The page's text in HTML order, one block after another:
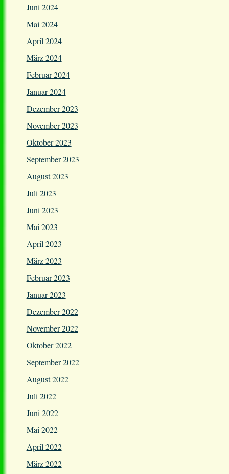
Juni 2024
Mai 2024
April 2024
März 2024
Februar 2024
Januar 2024
Dezember 2023
November 2023
Oktober 2023
September 2023
August 2023
Juli 2023
Juni 2023
Mai 2023
April 2023
März 2023
Februar 2023
Januar 2023
Dezember 2022
November 2022
Oktober 2022
September 2022
August 2022
Juli 2022
Juni 2022
Mai 2022
April 2022
März 2022